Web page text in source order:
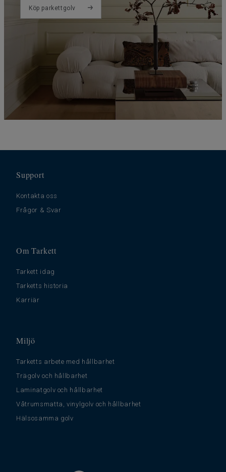
Köp parkettgolv
Support
Kontakta oss
Frågor & Svar
Om Tarkett
Tarkett idag
Tarketts historia
Karriär
Miljö
Tarketts arbete med hållbarhet
Trägolv och hållbarhet
Laminatgolv och hållbarhet
Våtrumsmatta, vinylgolv och hållbarhet
Hälsosamma golv